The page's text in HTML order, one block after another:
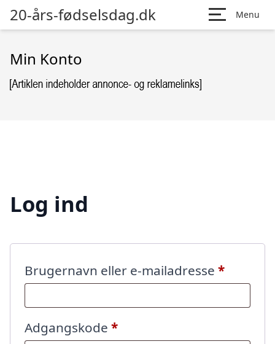
20-års-fødselsdag.dk Menu
Min Konto
Log ind
Brugernavn eller e-mailadresse *
Adgangskode *Påkrævet